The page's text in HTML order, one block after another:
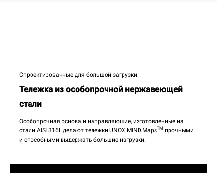
Спроектированные для большой загрузки
Тележка из особопрочной нержавеющей
стали
Особопрочная основа и направляющие, изготовленные из
стали AISI 316L делают тележки UNOX MIND.MapsTM прочными
и способными выдержать большие нагрузки.